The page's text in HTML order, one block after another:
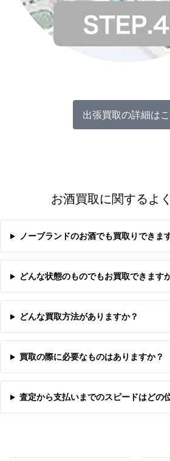
出張買取の詳細は
お酒買取に関するよ
ノーブランドのお酒でも買取りできま
どんな状態のものでもお買取できます
どんな買取方法がありますか？
買取の際に必要なものはありますか？
査定から支払いまでのスピードはどの